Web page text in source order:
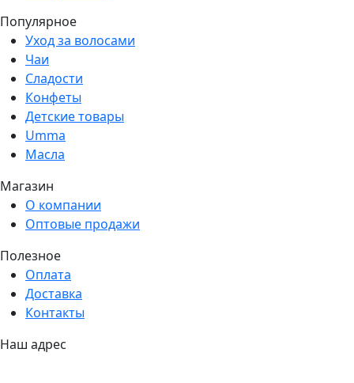
Популярное
Уход за волосами
Чаи
Сладости
Конфеты
Детские товары
Umma
Масла
Магазин
О компании
Оптовые продажи
Полезное
Оплата
Доставка
Контакты
Наш адрес